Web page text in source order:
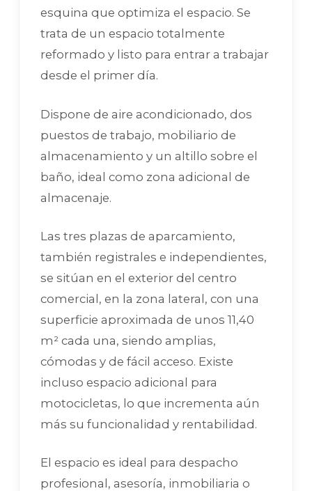
esquina que optimiza el espacio. Se
trata de un espacio totalmente
reformado y listo para entrar a trabajar
desde el primer día.
Dispone de aire acondicionado, dos
puestos de trabajo, mobiliario de
almacenamiento y un altillo sobre el
baño, ideal como zona adicional de
almacenaje.
Las tres plazas de aparcamiento,
también registrales e independientes,
se sitúan en el exterior del centro
comercial, en la zona lateral, con una
superficie aproximada de unos 11,40
m² cada una, siendo amplias,
cómodas y de fácil acceso. Existe
incluso espacio adicional para
motocicletas, lo que incrementa aún
más su funcionalidad y rentabilidad.
El espacio es ideal para despacho
profesional, asesoría, inmobiliaria o